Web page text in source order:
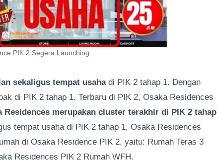
PIK 2 Segera Launching
sekaligus tempat usahadi PIK 2 tahap 1. Dengan
di PIK 2 tahap 1. Terbaru di PIK 2, Osaka Residences
Residences merupakan cluster terakhir di PIK 2 tahap
tempat usaha di PIK 2 tahap 1, Osaka Residences
di Osaka Residence PIK 2, yaitu: Rumah Teras 3
Residences PIK 2 Rumah WFH.